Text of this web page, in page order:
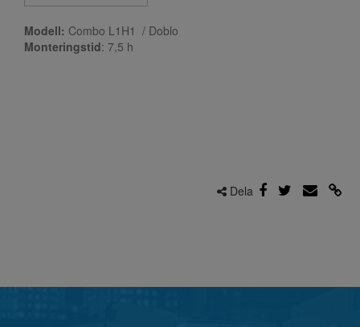
Modell: Combo L1H1 / Doblo
Monteringstid: 7,5 h
Dela